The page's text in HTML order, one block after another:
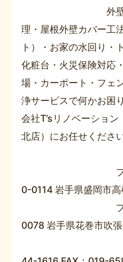
外壁塗装・
理・屋根外壁カバー工
ト）・お家の水回り・
化粧台・火災保険対応
場・カーポート・フェ
浄サービスで何かお困
会社T’sリノベーショ
北店）にお任せくださ
プロタイム
0-0114 岩手県盛岡市
プロタイム
0078 岩手県花巻市吹
会社代表